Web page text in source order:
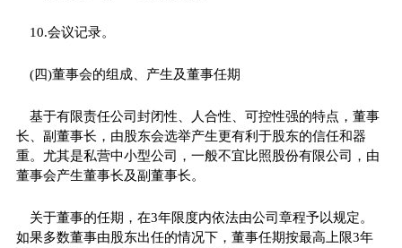
10.会议记录。
(四)董事会的组成、产生及董事任期
基于有限责任公司封闭性、人合性、可控性强的特点，董事
长、副董事长，由股东会选举产生更有利于股东的信任和器
重。尤其是私营中小型公司，一般不宜比照股份有限公司，由
董事会产生董事长及副董事长。
关于董事的任期，在3年限度内依法由公司章程予以规定。
如果多数董事由股东出任的情况下，董事任期按最高上限3年